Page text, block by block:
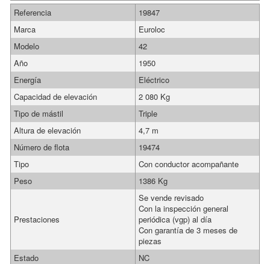
Referencia
19847
Marca
Euroloc
Modelo
42
Año
1950
Energía
Eléctrico
Capacidad de elevación
2 080 Kg
Tipo de mástil
Triple
Altura de elevación
4,7 m
Número de flota
19474
Tipo
Con conductor acompañante
Peso
1386 Kg
Prestaciones
Se vende revisado
Con la inspección general
periódica (vgp) al día
Con garantía de 3 meses de
piezas
Estado
NC